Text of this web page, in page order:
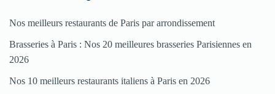
votre
Cliquez
Nos meilleurs restaurants de Paris par arrondissement
Brasseries à Paris : Nos 20 meilleures brasseries Parisiennes en
2026
Nos 10 meilleurs restaurants italiens à Paris en 2026